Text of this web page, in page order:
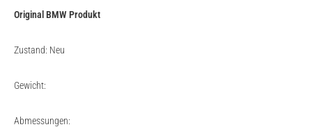
Original BMW Produkt
Zustand: Neu
Gewicht:
Abmessungen: